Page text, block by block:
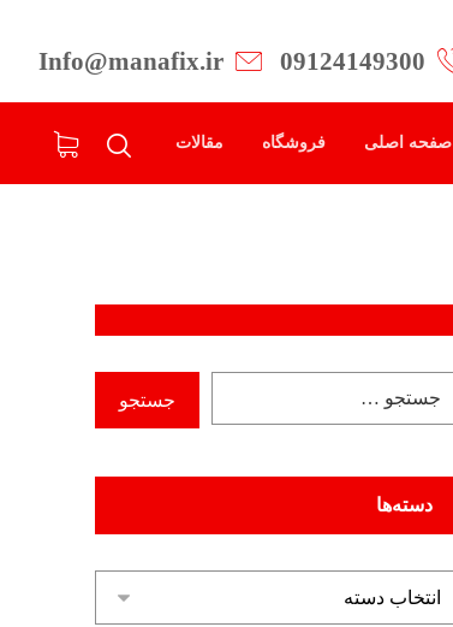
Info@manafix.ir 09124149300
صفحه اصلی فروشگاه مقالات
دسته‌ها